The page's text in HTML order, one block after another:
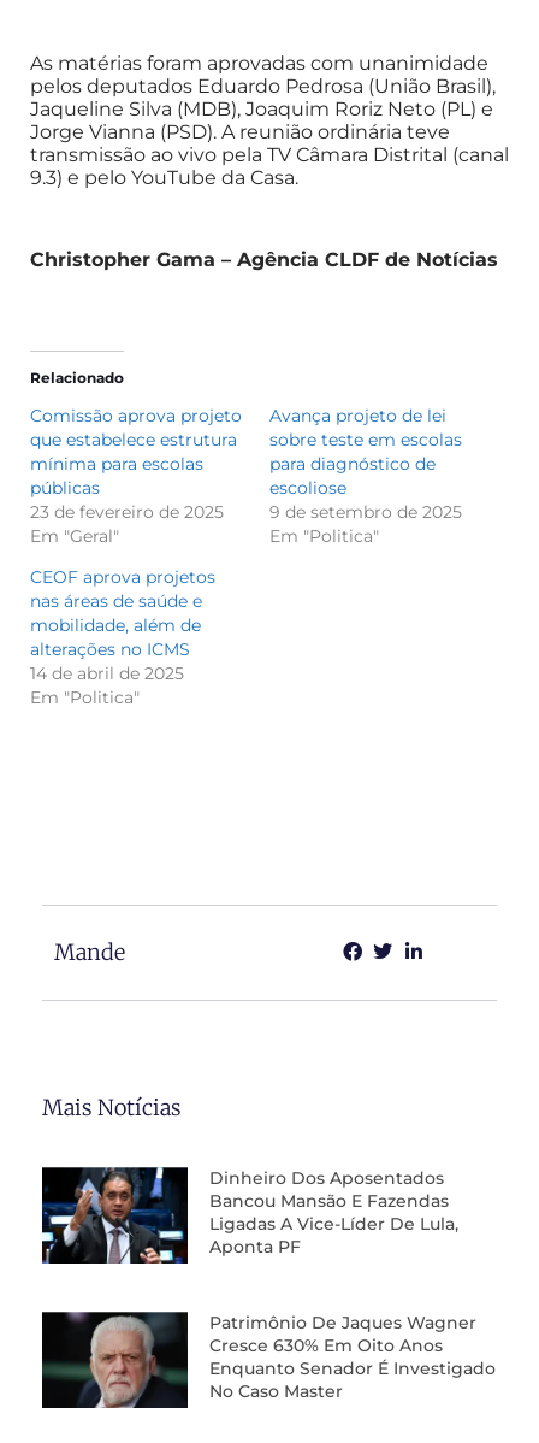
As matérias foram aprovadas com unanimidade
pelos deputados Eduardo Pedrosa (União Brasil),
Jaqueline Silva (MDB), Joaquim Roriz Neto (PL) e
Jorge Vianna (PSD). A reunião ordinária teve
transmissão ao vivo pela TV Câmara Distrital (canal
9.3) e pelo YouTube da Casa.
Christopher Gama – Agência CLDF de Notícias
Relacionado
Comissão aprova projeto
que estabelece estrutura
mínima para escolas
públicas
23 de fevereiro de 2025
Em "Geral"
Avança projeto de lei
sobre teste em escolas
para diagnóstico de
escoliose
9 de setembro de 2025
Em "Politica"
CEOF aprova projetos
nas áreas de saúde e
mobilidade, além de
alterações no ICMS
14 de abril de 2025
Em "Politica"
Mande
Mais Notícias
Dinheiro Dos Aposentados
Bancou Mansão E Fazendas
Ligadas A Vice-Líder De Lula,
Aponta PF
Patrimônio De Jaques Wagner
Cresce 630% Em Oito Anos
Enquanto Senador É Investigado
No Caso Master